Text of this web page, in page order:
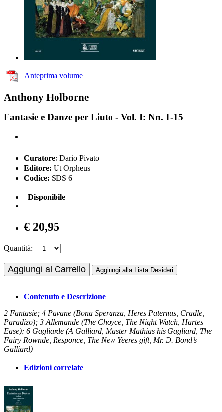
Anteprima volume
Anthony Holborne
Fantasie e Danze per Liuto - Vol. I: Nn. 1-15
Curatore: Dario Pivato
Editore: Ut Orpheus
Codice: SDS 6
Disponibile
€ 20,95
Quantità:
Aggiungi al Carrello Aggiungi alla Lista Desideri
Contenuto e Descrizione
2 Fantasie; 4 Pavane (Bona Speranza, Heres Paternus, Cradle,
Paradizo); 3 Allemande (The Choyce, The Night Watch, Hartes
Ease); 6 Gagliarde (A Galliard, Master Mathias his Gagliard, The
Fairy Rownde, Responce, The New Yeeres gift, Mr. D. Bond’s
Galliard)
Edizioni correlate